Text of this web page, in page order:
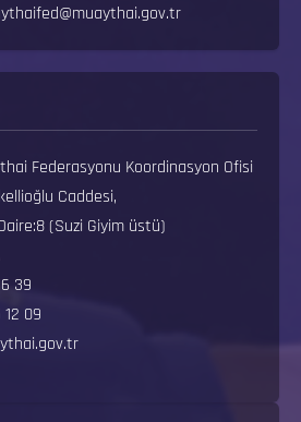
Federasyonu Koordinasyon Ofisi
Caddesi,
(Suzi Giyim üstü)
39
09